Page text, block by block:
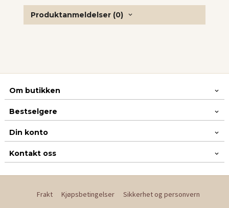
Produktanmeldelser (0)
Om butikken
Bestselgere
Din konto
Kontakt oss
Frakt Kjøpsbetingelser Sikkerhet og personvern